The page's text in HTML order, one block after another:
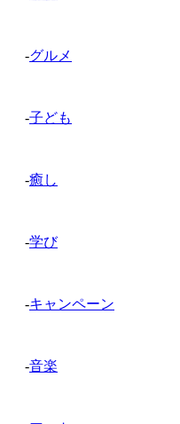
-グルメ
-子ども
-癒し
-学び
-キャンペーン
-音楽